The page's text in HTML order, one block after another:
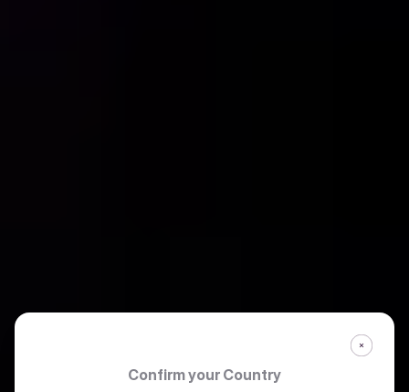
Confirm your Country